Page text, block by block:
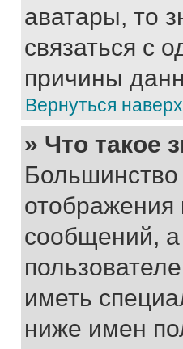
аватары, то
связаться с
причины
Вернуться наверх
» Что такое
отображения
сообщений,
иметь
ниже имен